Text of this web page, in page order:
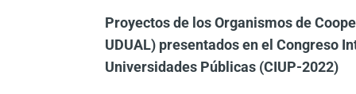
Proyectos de los Organismos de
UDUAL) presentados en el Congreso
Universidades Públicas (CIUP-2022)